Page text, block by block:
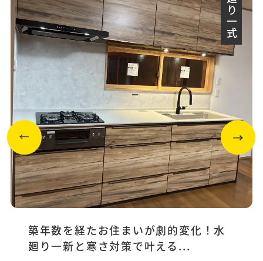
築年数を経たお住まいが劇的変化！水
廻り一新と寒さ対策で叶える...